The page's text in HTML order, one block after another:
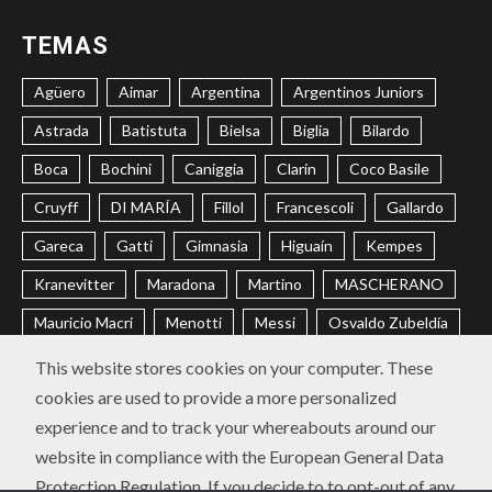
TEMAS
Agüero Aimar Argentina Argentinos Juniors
Astrada Batistuta Bielsa Biglia Bilardo
Boca Bochini Caniggia Clarín Coco Basile
Cruyff DI MARÍA Fillol Francescoli Gallardo
Gareca Gatti Gimnasia Higuaín Kempes
Kranevitter Maradona Martino MASCHERANO
Mauricio Macri Menotti Messi Osvaldo Zubeldía
Passarella Pochettino Ramón Díaz
Riquelme River Russo Sabella Sampaoli
Selección Argentina Trobbiani Veira Vélez
CONTACTO POLÍTICA DE PRIVACIDAD
This website stores cookies on your computer. These
cookies are used to provide a more personalized
experience and to track your whereabouts around our
website in compliance with the European General Data
Protection Regulation. If you decide to to opt-out of any